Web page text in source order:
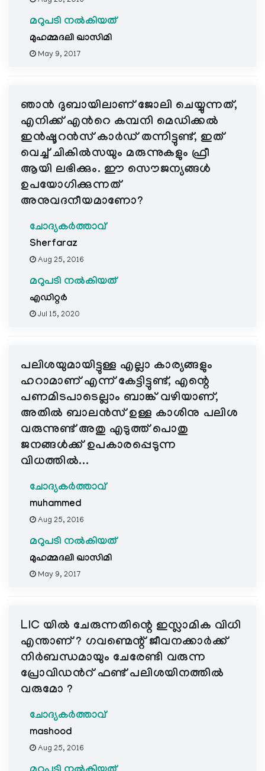
മറുപടി നൽകിയത്
മുഹമ്മദലി ഖാസിമി
May 9, 2017
ഞാന്‍ ദുബായിലാണ് ജോലി ചെയ്യുന്നത്,
എനിക്ക് എന്‍റെ കമ്പനി മെഡിക്കല്‍
ഇന്‍ഷൂറന്‍സ് കാര്‍ഡ്‌ തന്നിട്ടുണ്ട്‌, ഇത്
വെച്ച് ചികില്‍സയും മരുന്നുകളും ഫ്രീ
ആയി ലഭിക്കും. ഈ സൌജന്യങ്ങള്‍
ഉപയോഗിക്കുന്നത്
അനുവദനീയമാണോ?
ചോദ്യകർത്താവ്
Sherfaraz
Aug 25, 2016
മറുപടി നൽകിയത്
എഡിറ്റര്‍
Jul 15, 2020
പലിശയുമായിട്ടുള്ള എല്ലാ കാര്യങ്ങളും
ഹറാമാണ്‌ എന്ന് കേട്ടിട്ടുണ്ട്, എന്റെ
പണമിടപാടെല്ലാം ബാങ്ക് വഴിയാണ്,
അതില്‍ ബാലന്‍സ് ഉള്ള കാശിനു പലിശ
വരുന്നുണ്ട് അതു എടുത്ത് പൊതു
ജനങ്ങള്‍ക്ക്‌ ഉപകാരപ്പെടുന്ന
വിധത്തില്‍...
ചോദ്യകർത്താവ്
muhammed
Aug 25, 2016
മറുപടി നൽകിയത്
മുഹമ്മദലി ഖാസിമി
May 9, 2017
LIC യില്‍ ചേരുന്നതിന്റെ ഇസ്ലാമിക വിധി
എന്താണ് ? ഗവണ്മെന്റ് ജീവനക്കാര്‍ക്ക്
നിര്‍ബന്ധമായും ചേരേണ്ടി വരുന്ന
പ്രോവിഡന്‍റ് ഫണ്ട് പലിശയിനത്തില്‍
വരുമോ ?
ചോദ്യകർത്താവ്
mashood
Aug 25, 2016